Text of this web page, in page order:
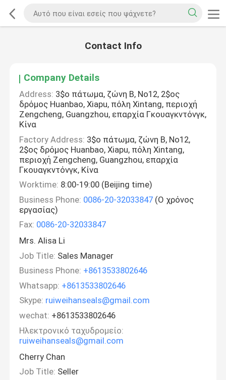
Contact Info
Company Details
Address: 3$ο πάτωμα, ζώνη Β, No12, 2$ος
δρόμος Huanbao, Xiapu, πόλη Xintang, περιοχή
Zengcheng, Guangzhou, επαρχία Γκουαγκντόνγκ,
Κίνα
Factory Address: 3$ο πάτωμα, ζώνη Β, No12,
2$ος δρόμος Huanbao, Xiapu, πόλη Xintang,
περιοχή Zengcheng, Guangzhou, επαρχία
Γκουαγκντόνγκ, Κίνα
Worktime: 8:00-19:00 (Beijing time)
Business Phone: 0086-20-32033847 (Ο χρόνος
εργασίας)
Fax: 0086-20-32033847
Mrs. Alisa Li
Job Title: Sales Manager
Business Phone: +8613533802646
Whatsapp: +8613533802646
Skype: ruiweihanseals@gmail.com
wechat: +8613533802646
Ηλεκτρονικό ταχυδρομείο:
ruiweihanseals@gmail.com
Cherry Chan
Job Title: Seller